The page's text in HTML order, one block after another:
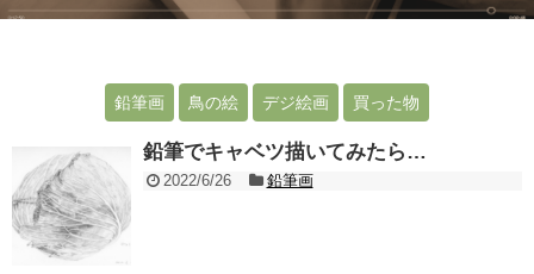
鉛筆画 鳥の絵 デジ絵画 買った物
鉛筆でキャベツ描いてみたら…
2022/6/26 鉛筆画